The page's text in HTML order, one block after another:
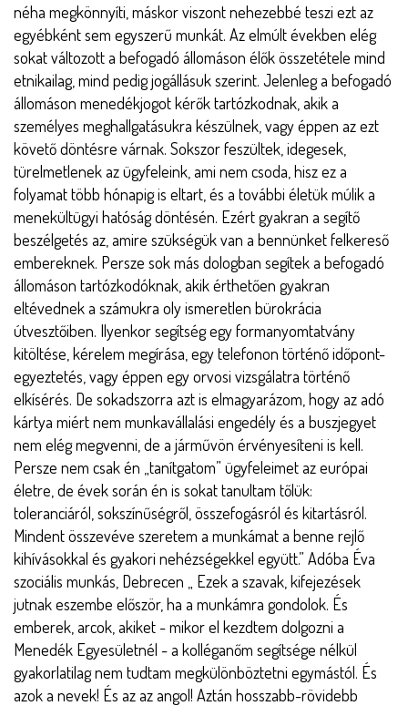
néha megkönnyíti, máskor viszont nehezebbé teszi ezt az
egyébként sem egyszerű munkát. Az elmúlt években elég
sokat változott a befogadó állomáson élők összetétele mind
etnikailag, mind pedig jogállásuk szerint. Jelenleg a befogadó
állomáson menedékjogot kérők tartózkodnak, akik a
személyes meghallgatásukra készülnek, vagy éppen az ezt
követő döntésre várnak. Sokszor feszültek, idegesek,
türelmetlenek az ügyfeleink, ami nem csoda, hisz ez a
folyamat több hónapig is eltart, és a további életük múlik a
menekültügyi hatóság döntésén. Ezért gyakran a segítő
beszélgetés az, amire szükségük van a bennünket felkereső
embereknek. Persze sok más dologban segítek a befogadó
állomáson tartózkodóknak, akik érthetően gyakran
eltévednek a számukra oly ismeretlen bürokrácia
útvesztőiben. Ilyenkor segítség egy formanyomtatvány
kitöltése, kérelem megírása, egy telefonon történő időpont-
egyeztetés, vagy éppen egy orvosi vizsgálatra történő
elkísérés. De sokadszorra azt is elmagyarázom, hogy az adó
kártya miért nem munkavállalási engedély és a buszjegyet
nem elég megvenni, de a járművön érvényesíteni is kell.
Persze nem csak én „tanítgatom” ügyfeleimet az európai
életre, de évek során én is sokat tanultam tőlük:
toleranciáról, sokszínűségről, összefogásról és kitartásról.
Mindent összevéve szeretem a munkámat a benne rejlő
kihívásokkal és gyakori nehézségekkel együtt.” Adóba Éva
szociális munkás, Debrecen „
Ezek a szavak, kifejezések
jutnak eszembe először, ha a munkámra gondolok. És
emberek, arcok, akiket - mikor el kezdtem dolgozni a
Menedék Egyesületnél - a kolléganőm segítsége nélkül
gyakorlatilag nem tudtam megkülönböztetni egymástól. És
azok a nevek! És az az angol! Aztán hosszabb-rövidebb